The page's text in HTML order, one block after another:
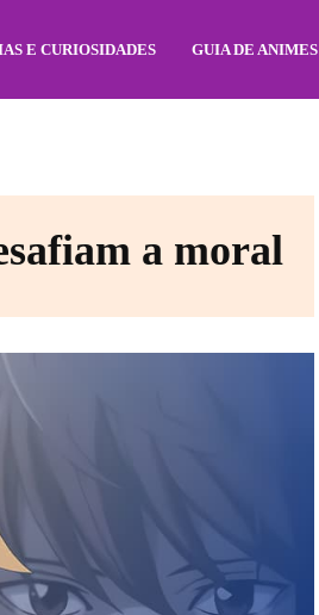
E CURIOSIDADES GUIA DE ANIMES
a moral